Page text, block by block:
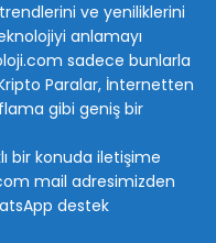
ve yeniliklerini
anlamayı
sadece bunlarla
Kripto Paralar, İnternetten
gibi geniş bir
bir konuda iletişime
mail adresimizden
destek